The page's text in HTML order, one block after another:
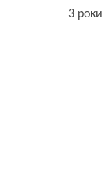
3 роки